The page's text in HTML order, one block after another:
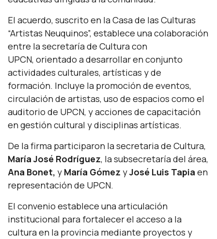
El acuerdo, suscrito en la Casa de las Culturas
“Artistas Neuquinos”, establece una colaboración
entre la secretaría de Cultura con
UPCN, orientado a desarrollar en conjunto
actividades culturales, artísticas y de
formación. Incluye la promoción de eventos,
circulación de artistas, uso de espacios como el
auditorio de UPCN, y acciones de capacitación
en gestión cultural y disciplinas artísticas.
De la firma participaron la secretaria de Cultura,
María José Rodríguez, la subsecretaría del área,
Ana Bonet, y María Gómez yJosé Luis Tapia en
representación de UPCN.
El convenio establece una articulación
institucional para fortalecer el acceso a la
cultura en la provincia mediante proyectos y